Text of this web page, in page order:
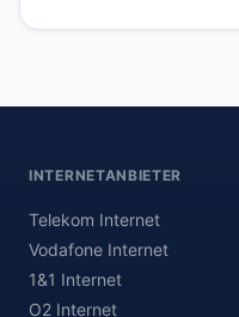
INTERNETANBIETER
Telekom Internet
Vodafone Internet
1&1 Internet
O2 Internet